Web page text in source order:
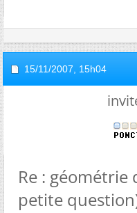
15/11/2007, 15h04
Re : géométrie
petite